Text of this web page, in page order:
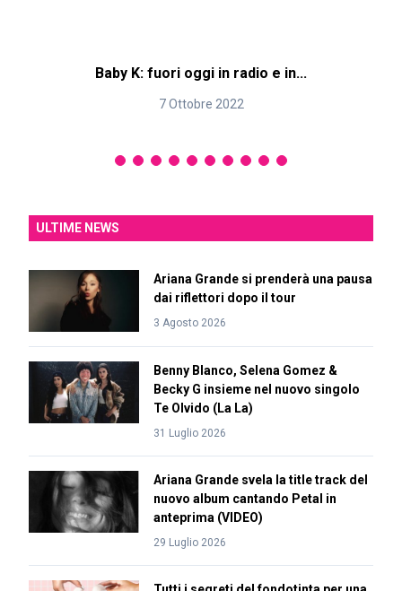
Baby K: fuori oggi in radio e in...
7 Ottobre 2022
ULTIME NEWS
Ariana Grande si prenderà una pausa
dai riflettori dopo il tour
3 Agosto 2026
Benny Blanco, Selena Gomez &
Becky G insieme nel nuovo singolo
Te Olvido (La La)
31 Luglio 2026
Ariana Grande svela la title track del
nuovo album cantando Petal in
anteprima (VIDEO)
29 Luglio 2026